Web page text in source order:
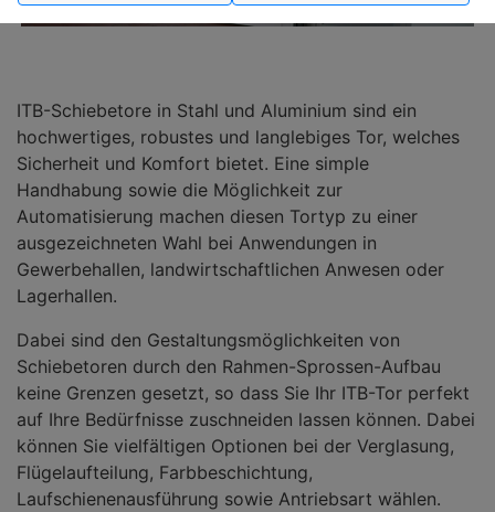
ITB-Schiebetore in Stahl und Aluminium sind ein
hochwertiges, robustes und langlebiges Tor, welches
Sicherheit und Komfort bietet. Eine simple
Handhabung sowie die Möglichkeit zur
Automatisierung machen diesen Tortyp zu einer
ausgezeichneten Wahl bei Anwendungen in
Gewerbehallen, landwirtschaftlichen Anwesen oder
Lagerhallen.
Dabei sind den Gestaltungsmöglichkeiten von
Schiebetoren durch den Rahmen-Sprossen-Aufbau
keine Grenzen gesetzt, so dass Sie Ihr ITB-Tor perfekt
auf Ihre Bedürfnisse zuschneiden lassen können. Dabei
können Sie vielfältigen Optionen bei der Verglasung,
Flügelaufteilung, Farbbeschichtung,
Laufschienenausführung sowie Antriebsart wählen.